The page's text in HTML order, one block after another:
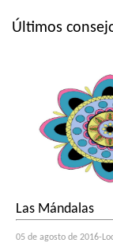
Últimos
Las Mándalas
05 de agosto de 2016-